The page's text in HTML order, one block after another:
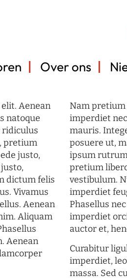
Over ons
Aenean
natoque
ridiculus
pretium
justo,
dictum felis
Vivamus
Aenean
Aliquam
Aenean
Nam pretium
imperdiet
mauris.
posuere ut,
ipsum
pretium
vestibulum.
imperdiet
Phasellus
imperdiet
auctor et,
Curabitur
imperdiet,
massa. Sed